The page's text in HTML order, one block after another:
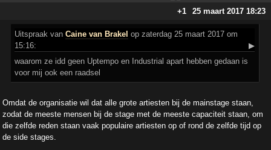
+1
25 maart 2017 18:23
Uitspraak vanCaine van Brakel op zaterdag 25 maart 2017 om
15:16:
▶
waarom ze idd geen Uptempo en Industrial apart hebben gedaan is
voor mij ook een raadsel
Omdat de organisatie wil dat alle grote artiesten bij de mainstage staan,
zodat de meeste mensen bij de stage met de meeste capaciteit staan, om
die zelfde reden staan vaak populaire artiesten op of rond de zelfde tijd op
de side stages.